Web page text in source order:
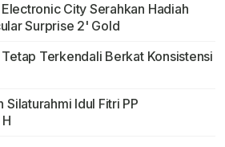
City Serahkan Hadiah
Surprise 2' Gold
Terkendali Berkat Konsistensi
Silaturahmi Idul Fitri PP